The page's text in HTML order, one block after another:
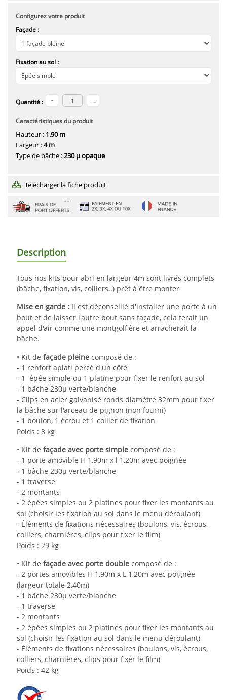
Configurez votre produit
Façade :
Fixation au sol :
Quantité :
Caractéristiques du produit
Hauteur : 1.90 m
Largeur :4 m
Type de bâche :230 µ opaque
Télécharger la fiche produit
Description
Tous nos kits pour abri en largeur 4m sont livrés complets
(bâche, fixation, vis, colliers..) prêt à être monter
Mise en garde : Il est déconseillé d'installer une porte à un
bout et de laisser l'autre bout sans façade, cela ferait un
appel d'air comme une montgolfière et arracherait la
bâche.
• Kit de façade pleine composé de :
- 1 renfort aplati percé d'un côté
- 1 épée simple ou 1 platine pour fixer le renfort au sol
- 1 bâche 230µ verte/blanche
- Clips en acier galvanisé ronds diamètre 32mm pour fixer
la bâche sur l'arceau de pignon (non fourni)
- 1 boulon, 1 écrou et 1 collier de fixation
Poids : 8 kg
• Kit de façade avec porte simple composé de :
- 1 porte amovible H 1,90m x l 1,20m avec poignée
- 1 bâche 230µ verte/blanche
- 1 traverse
- 2 montants
- 2 épées simples ou 2 platines pour fixer les montants au
sol (choisir les fixation au sol dans le menu déroulant)
- Éléments de fixations nécessaires (boulons, vis, écrous,
colliers, charnières, clips pour fixer le film)
Poids : 29 kg
• Kit de façade avec porte double composé de :
- 2 portes amovibles H 1,90m x L 1,20m avec poignée
(largeur totale 2,40m)
- 1 bâche 230µ verte/blanche
- 1 traverse
- 2 montants
- 2 épées simples ou 2 platines pour fixer les montants au
sol (choisir les fixation au sol dans le menu déroulant)
- Éléments de fixations nécessaires (boulons, vis, écrous,
colliers, charnières, clips pour fixer le film)
Poids : 42 kg